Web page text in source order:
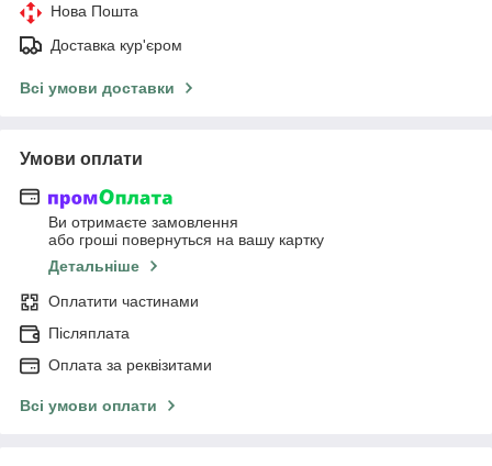
Нова Пошта
Доставка кур'єром
Всі умови доставки
Умови оплати
Ви отримаєте замовлення
або гроші повернуться на вашу картку
Детальніше
Оплатити частинами
Післяплата
Оплата за реквізитами
Всі умови оплати